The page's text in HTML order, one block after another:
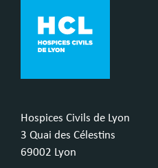
Hospices Civils de Lyon
3 Quai des Célestins
69002 Lyon